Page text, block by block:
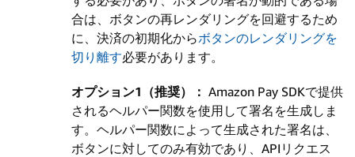
合は、ボタンの再レンダリングを回避するため
に、決済の初期化からボタンのレンダリングを
切り離す必要があります。
オプション1（推奨）： Amazon Pay SDKで提供
されるヘルパー関数を使用して署名を生成しま
す。ヘルパー関数によって生成された署名は、
ボタンに対してのみ有効であり、APIリクエス